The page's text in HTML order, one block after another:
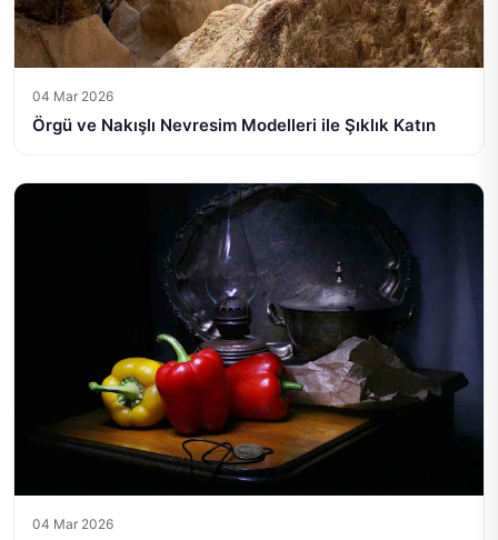
04 Mar 2026
Örgü ve Nakışlı Nevresim Modelleri ile Şıklık Katın
04 Mar 2026